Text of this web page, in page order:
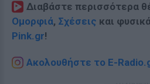
Διαβάστε περισσότερα
Ομορφιά, Σχέσεις και
Pink.gr!
Ακολουθήστε το E-